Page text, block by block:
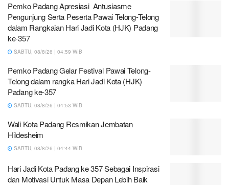
Pemko Padang Apresiasi Antusiasme
Pengunjung Serta Peserta Pawai Telong-Telong
dalam Rangkaian Hari Jadi Kota (HJK) Padang
ke-357
SABTU, 08/8/26 | 04:59 WIB
Pemko Padang Gelar Festival Pawai Telong-
Telong dalam rangka Hari Jadi Kota (HJK)
Padang ke-357
SABTU, 08/8/26 | 04:53 WIB
Wali Kota Padang Resmikan Jembatan
Hildesheim
SABTU, 08/8/26 | 04:44 WIB
Hari Jadi Kota Padang ke 357 Sebagai Inspirasi
dan Motivasi Untuk Masa Depan Lebih Baik